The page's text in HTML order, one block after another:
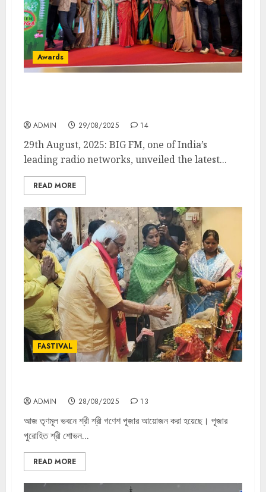
Awards
ADMIN 29/08/2025 14
29th August, 2025: BIG FM, one of India’s
leading radio networks, unveiled the latest...
READ MORE
FASTIVAL
ADMIN 28/08/2025 13
আজ তৃণমূল ভবনে শ্রী শ্রী গণেশ পূজার আয়োজন করা হয়েছে। পূজার
পুরোহিত শ্রী শোভন...
READ MORE